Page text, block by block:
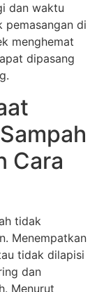
dan waktu
pemasangan di
menghemat
dipasang
Cara
tidak
Menempatkan
tidak dilapisi
dan
Menurut